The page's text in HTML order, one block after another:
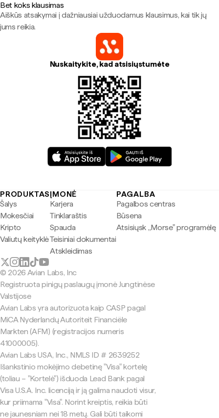
Bet koks klausimas
Aiškūs atsakymai į dažniausiai užduodamus klausimus, kai tik jų
jums reikia.
Nuskaitykite, kad atsisiųstumėte
PRODUKTAS
Šalys
Mokesčiai
Kripto
Valiutų keityklė
ĮMONĖ
Karjera
Tinklaraštis
Spauda
Teisiniai dokumentai
Atskleidimas
PAGALBA
Pagalbos centras
Būsena
Atsisiųsk „Morse" programėlę
© 2026 Avian Labs, Inc
Registruota pinigų paslaugų įmonė Jungtinėse
Valstijose
Avian Labs yra autorizuota kaip CASP pagal
MiCA Nyderlandų Autoriteit Financiële
Markten (AFM) (registracijos numeris
41000005).
Avian Labs USA, Inc., NMLS ID # 2639252
Išankstinio mokėjimo debetinę "Visa" kortelę
(toliau – "Kortelė") išduoda Lead Bank pagal
Visa U.S.A. Inc. licenciją ir ją galima naudoti visur,
kur priimama "Visa". Norint kreiptis, reikia būti
ne jaunesniam nei 18 metų. Gali būti taikomi